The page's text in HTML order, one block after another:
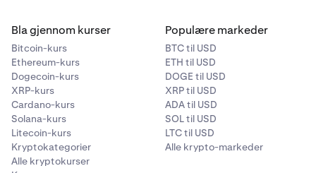
Bla gjennom kurser
Bitcoin-kurs
Ethereum-kurs
Dogecoin-kurs
XRP-kurs
Cardano-kurs
Solana-kurs
Litecoin-kurs
Kryptokategorier
Alle kryptokurser
Populære markeder
BTC til USD
ETH til USD
DOGE til USD
XRP til USD
ADA til USD
SOL til USD
LTC til USD
Alle krypto-markeder